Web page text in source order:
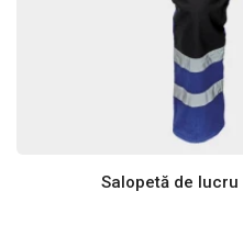
Salopetă de lucru